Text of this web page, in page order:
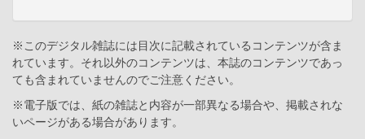
※このデジタル雑誌には目次に記載されているコンテンツが含ま
れています。それ以外のコンテンツは、本誌のコンテンツであっ
ても含まれていませんのでご注意ください。
※電子版では、紙の雑誌と内容が一部異なる場合や、掲載されな
いページがある場合があります。